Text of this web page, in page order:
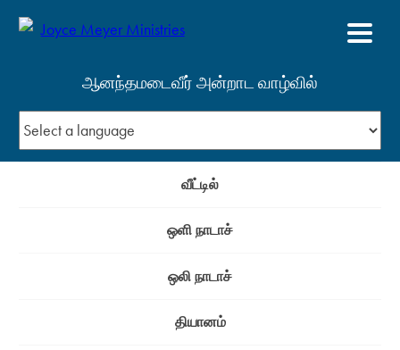
ஆனந்தமடைவீர் அன்றாட வாழ்வில்
வீட்டில்
ஒளி நாடாச்
ஒலி நாடாச்
தியானம்